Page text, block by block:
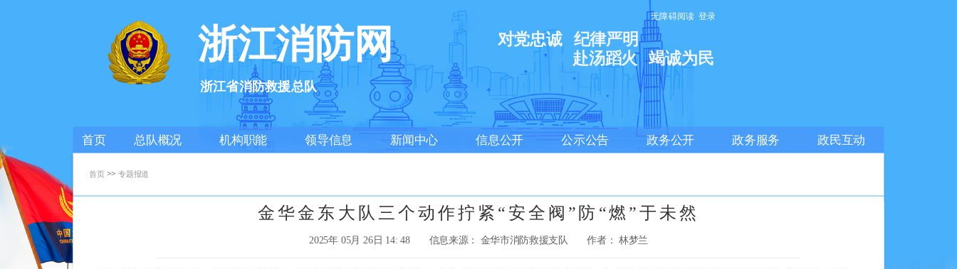
登录
无障碍阅读
浙江消防网
浙江省消防救援总队
对党忠诚
纪律严明
赴汤蹈火
竭诚为民
首页 总队概况 机构职能 领导信息 新闻中心 信息公开 公示公告 政务公开 政务服务 政民互动
首页 >>专题报道
金华金东大队三个动作拧紧“安全阀”防“燃”于未然
2025年 05月 26日 14: 48 信息来源： 金华市消防救援支队 作者： 林梦兰